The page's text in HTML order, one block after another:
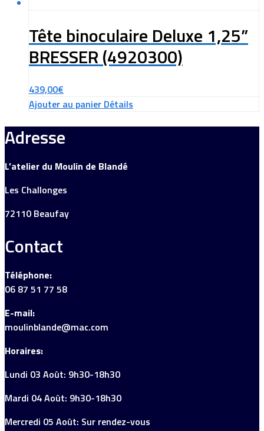
Tête binoculaire Deluxe 1,25”
BRESSER (4920300)
439,00€
Ajouter au panier Détails
Adresse
L’atelier du Moulin de Blandé
Les Challonges
72110 Beaufay
Contact
Téléphone:
06 87 51 77 58
E-mail:
moulinblande@mac.com
Horaires:
Lundi 03 Août: 9h30-18h30
Mardi 04 Août: 9h30-18h30
Mercredi 05 Août: Sur rendez-vous